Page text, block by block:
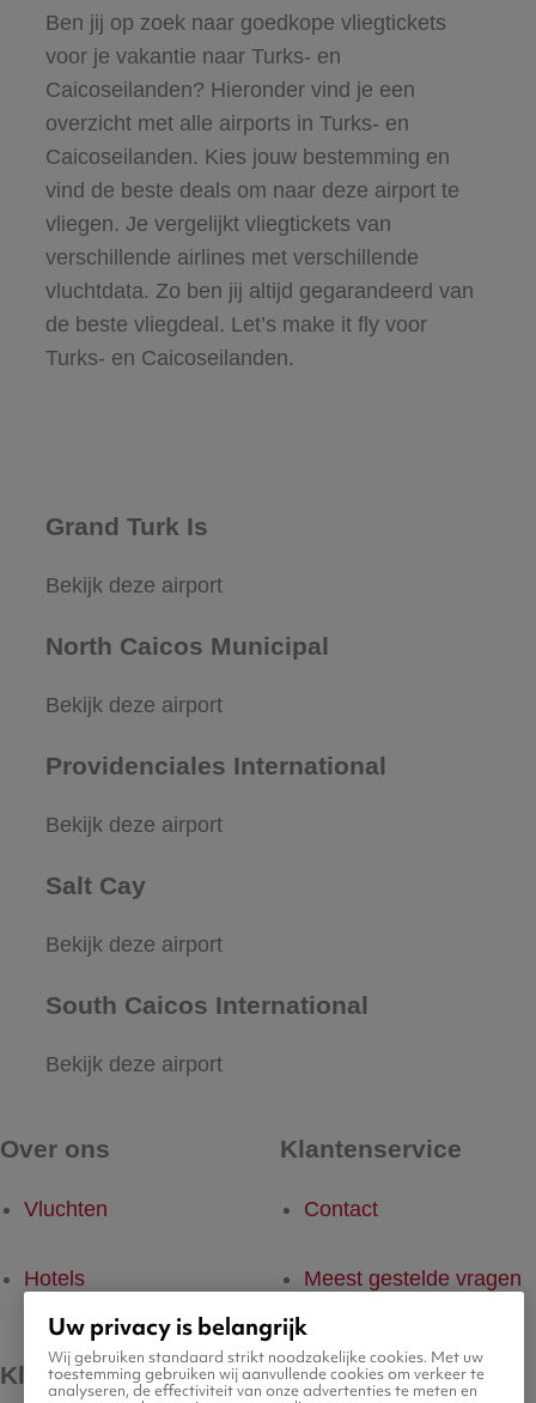
Ben jij op zoek naar goedkope vliegtickets
voor je vakantie naar Turks- en
Caicoseilanden? Hieronder vind je een
overzicht met alle airports in Turks- en
Caicoseilanden. Kies jouw bestemming en
vind de beste deals om naar deze airport te
vliegen. Je vergelijkt vliegtickets van
verschillende airlines met verschillende
vluchtdata. Zo ben jij altijd gegarandeerd van
de beste vliegdeal. Let’s make it fly voor
Turks- en Caicoseilanden.
Grand Turk Is
Bekijk deze airport
North Caicos Municipal
Bekijk deze airport
Providenciales International
Bekijk deze airport
Salt Cay
Bekijk deze airport
South Caicos International
Bekijk deze airport
Over ons
Vluchten
Hotels
Klantenservice
Contact
Meest gestelde vragen
Kleine lettertjes
Uw privacy is belangrijk
Wij gebruiken standaard strikt noodzakelijke cookies. Met uw
toestemming gebruiken wij aanvullende cookies om verkeer te
analyseren, de effectiviteit van onze advertenties te meten en